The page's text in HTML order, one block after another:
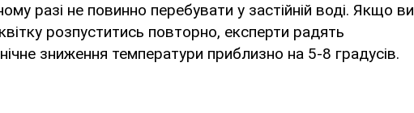
разі не повинно перебувати у застійній воді. Якщо ви
розпуститись повторно, експерти радять
зниження температури приблизно на 5-8 градусів.